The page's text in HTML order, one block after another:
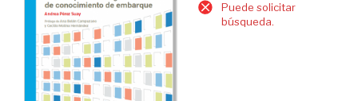
Puede solicitar
búsqueda.